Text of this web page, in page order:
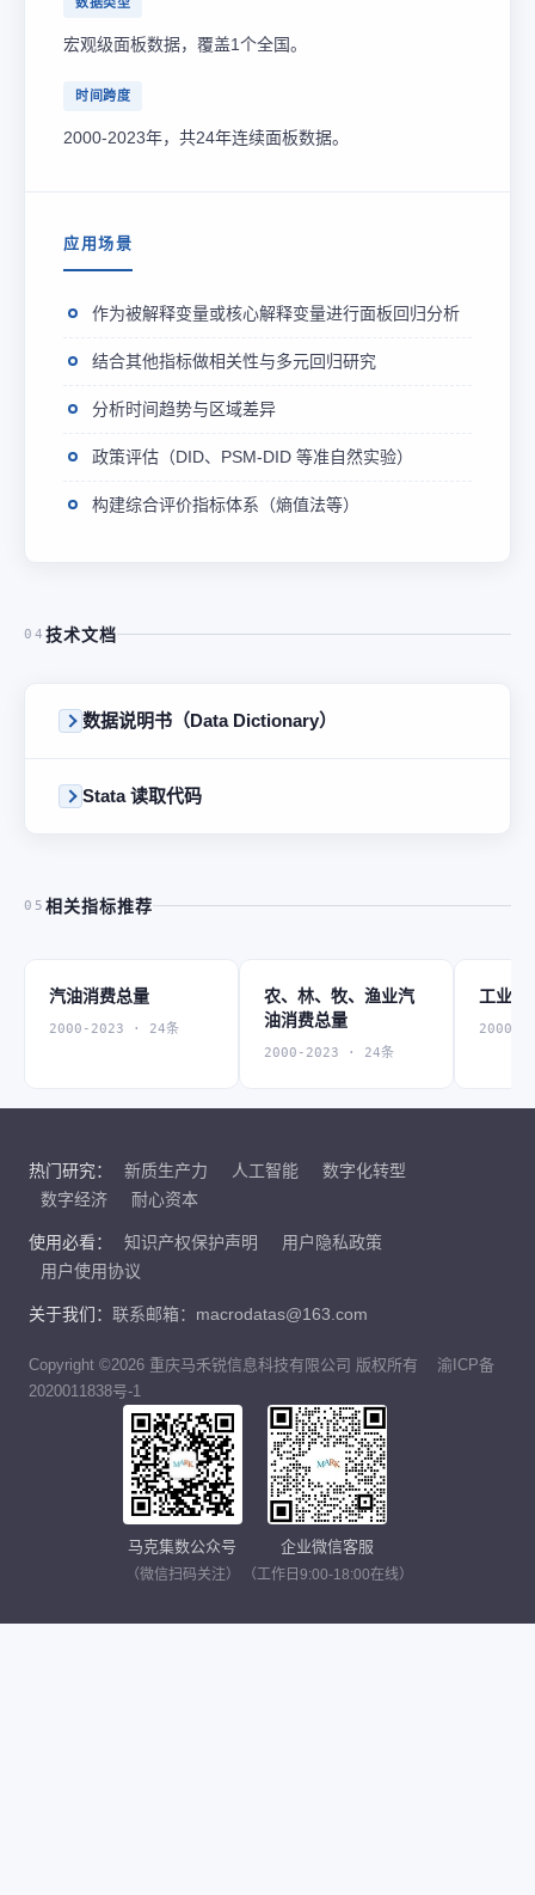
宏观级面板数据，覆盖1个全国。
时间跨度
2000-2023年，共24年连续面板数据。
应用场景
作为被解释变量或核心解释变量进行面板回归分析
结合其他指标做相关性与多元回归研究
分析时间趋势与区域差异
政策评估（DID、PSM-DID 等准自然实验）
构建综合评价指标体系（熵值法等）
04 技术文档
数据说明书（Data Dictionary）
Stata 读取代码
05 相关指标推荐
汽油消费总量
2000-2023 · 24条
农、林、牧、渔业汽
油消费总量
2000-2023 · 24条
工业汽
2000-
热门研究： 新质生产力 人工智能
数字化转型
数字经济
耐心资本
使用必看： 知识产权保护声明
用户隐私政策
用户使用协议
关于我们： 联系邮箱：macrodatas@163.com
Copyright ©2026 重庆马禾锐信息科技有限公司 版权所有
渝ICP备
2020011838号-1
马克集数公众号
（微信扫码关注）
企业微信客服
（工作日9:00-18:00在线）